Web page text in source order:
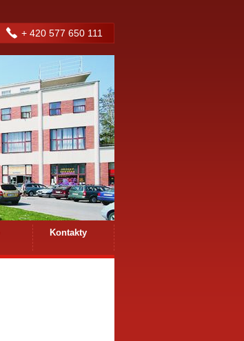
+ 420 577 650 111
Kontakty